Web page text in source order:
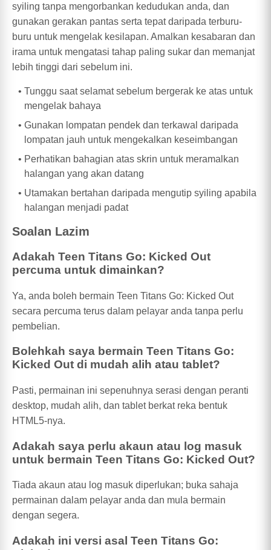
syiling tanpa mengorbankan kedudukan anda, dan
gunakan gerakan pantas serta tepat daripada terburu-
buru untuk mengelak kesilapan. Amalkan kesabaran dan
irama untuk mengatasi tahap paling sukar dan memanjat
lebih tinggi dari sebelum ini.
Tunggu saat selamat sebelum bergerak ke atas untuk
mengelak bahaya
Gunakan lompatan pendek dan terkawal daripada
lompatan jauh untuk mengekalkan keseimbangan
Perhatikan bahagian atas skrin untuk meramalkan
halangan yang akan datang
Utamakan bertahan daripada mengutip syiling apabila
halangan menjadi padat
Soalan Lazim
Adakah Teen Titans Go: Kicked Out
percuma untuk dimainkan?
Ya, anda boleh bermain Teen Titans Go: Kicked Out
secara percuma terus dalam pelayar anda tanpa perlu
pembelian.
Bolehkah saya bermain Teen Titans Go:
Kicked Out di mudah alih atau tablet?
Pasti, permainan ini sepenuhnya serasi dengan peranti
desktop, mudah alih, dan tablet berkat reka bentuk
HTML5-nya.
Adakah saya perlu akaun atau log masuk
untuk bermain Teen Titans Go: Kicked Out?
Tiada akaun atau log masuk diperlukan; buka sahaja
permainan dalam pelayar anda dan mula bermain
dengan segera.
Adakah ini versi asal Teen Titans Go: